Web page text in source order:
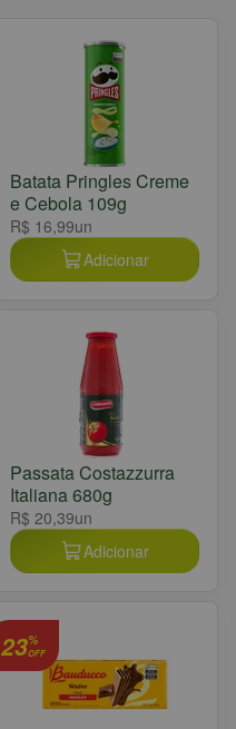
Batata Pringles Creme
e Cebola 109g
R$ 16,99un
Adicionar
Passata Costazzurra
Italiana 680g
R$ 20,39un
Adicionar
23%
OFF